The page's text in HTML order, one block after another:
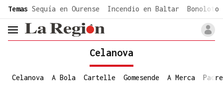
common.go-to-content
Temas Sequía en Ourense Incendio en Baltar Bonoloto
header.menu.open
Celanova
Celanova A Bola Cartelle Gomesende A Merca